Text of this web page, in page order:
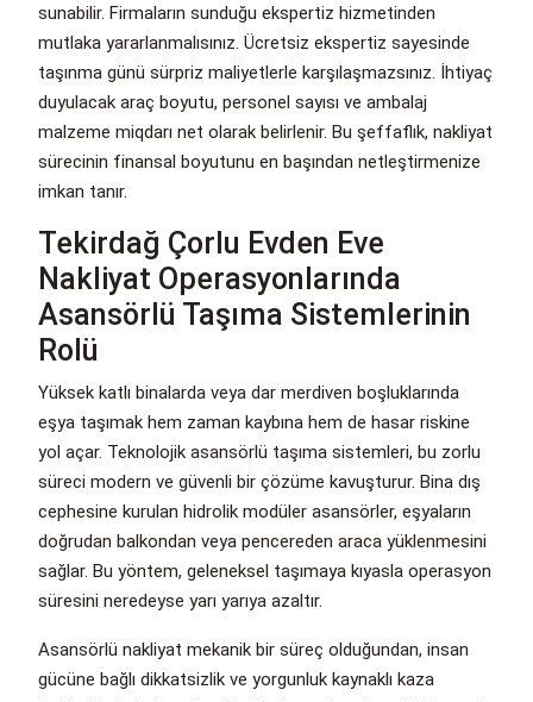
sunabilir. Firmaların sunduğu ekspertiz hizmetinden
mutlaka yararlanmalısınız. Ücretsiz ekspertiz sayesinde
taşınma günü sürpriz maliyetlerle karşılaşmazsınız. İhtiyaç
duyulacak araç boyutu, personel sayısı ve ambalaj
malzeme miqdarı net olarak belirlenir. Bu şeffaflık, nakliyat
sürecinin finansal boyutunu en başından netleştirmenize
imkan tanır.
Tekirdağ Çorlu Evden Eve
Nakliyat Operasyonlarında
Asansörlü Taşıma Sistemlerinin
Rolü
Yüksek katlı binalarda veya dar merdiven boşluklarında
eşya taşımak hem zaman kaybına hem de hasar riskine
yol açar. Teknolojik asansörlü taşıma sistemleri, bu zorlu
süreci modern ve güvenli bir çözüme kavuşturur. Bina dış
cephesine kurulan hidrolik modüler asansörler, eşyaların
doğrudan balkondan veya pencereden araca yüklenmesini
sağlar. Bu yöntem, geleneksel taşımaya kıyasla operasyon
süresini neredeyse yarı yarıya azaltır.
Asansörlü nakliyat mekanik bir süreç olduğundan, insan
gücüne bağlı dikkatsizlik ve yorgunluk kaynaklı kaza